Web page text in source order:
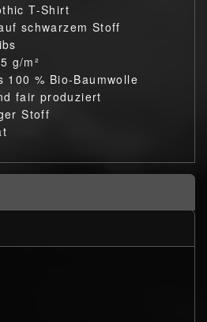
T-Shirt
schwarzem Stoff
g/m²
100 % Bio-Baumwolle
fair produziert
Stoff